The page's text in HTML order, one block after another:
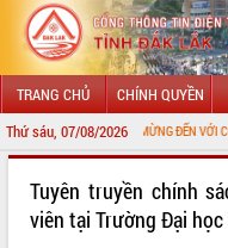
TRANG CHỦ CHÍNH QUYỀN
Thứ sáu, 07/08/2026
CHÀO MỪNG ĐẾN VỚI CỔNG
LÃNH ĐẠO UBND TỈNH
Tuyên truyền chính
viên tại Trường Đại học